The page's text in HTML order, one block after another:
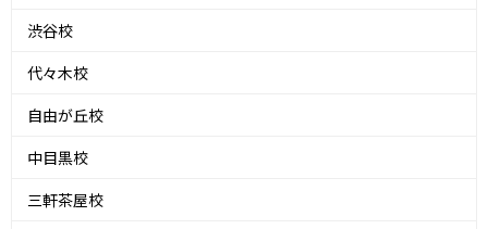
渋谷校
代々木校
自由が丘校
中目黒校
三軒茶屋校